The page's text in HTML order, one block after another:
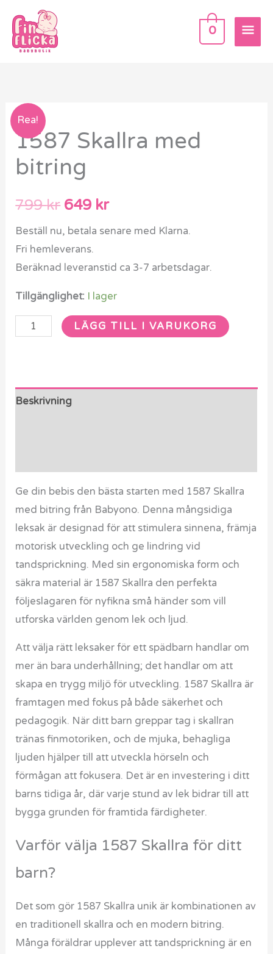
innehåll
0
Rea!
1587 Skallra med
bitring
799kr
ursprungliga
priset
var:
799 kr.
649 kr
nuvarande
är:
649 kr.
Beställ nu, betala senare med Klarna.
Fri hemleverans.
Beräknad leveranstid ca 3-7 arbetsdagar.
Tillgänglighet: I lager
1587
Skallra
bitring
LÄGG TILL I VARUKORG
Beskrivning
Ge din bebis den bästa starten med 1587 Skallra
med bitring från Babyono. Denna mångsidiga
leksak är designad för att stimulera sinnena, främja
motorisk utveckling och ge lindring vid
tandsprickning. Med sin ergonomiska form och
säkra material är 1587 Skallra den perfekta
följeslagaren för nyfikna små händer som vill
utforska världen genom lek och ljud.
Att välja rätt leksaker för ett spädbarn handlar om
mer än bara underhållning; det handlar om att
skapa en trygg miljö för utveckling. 1587 Skallra är
framtagen med fokus på både säkerhet och
pedagogik. När ditt barn greppar tag i skallran
tränas finmotoriken, och de mjuka, behagliga
ljuden hjälper till att utveckla hörseln och
förmågan att fokusera. Det är en investering i ditt
barns tidiga år, där varje stund av lek bidrar till att
bygga grunden för framtida färdigheter.
Varför välja 1587 Skallra för ditt
barn?
Det som gör 1587 Skallra unik är kombinationen av
en traditionell skallra och en modern bitring.
Många föräldrar upplever att tandsprickning är en